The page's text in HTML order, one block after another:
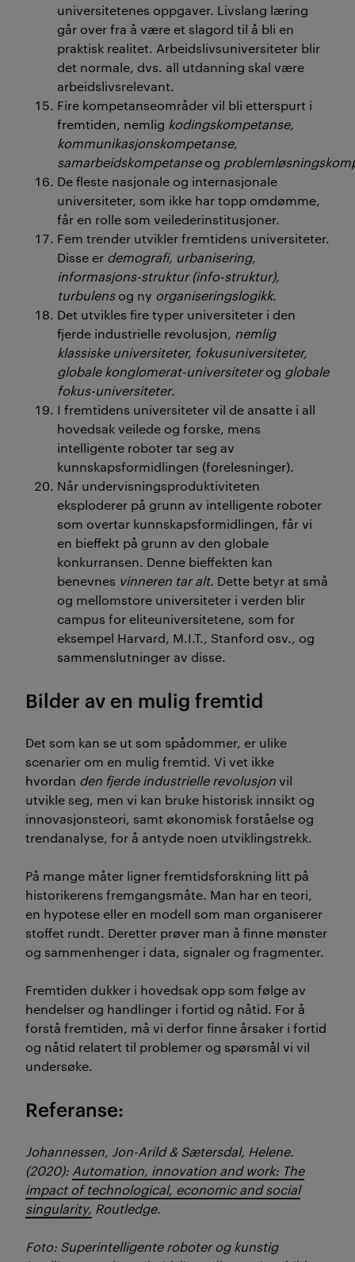
universitetenes oppgaver. Livslang læring
går over fra å være et slagord til å bli en
praktisk realitet. Arbeidslivsuniversiteter blir
det normale, dvs. all utdanning skal være
arbeidslivsrelevant.
Fire kompetanseområder vil bli etterspurt i
fremtiden, nemlig kodingskompetanse,
kommunikasjonskompetanse,
samarbeidskompetanse og
De fleste nasjonale og internasjonale
universiteter, som ikke har topp omdømme,
får en rolle som veilederinstitusjoner.
Fem trender utvikler fremtidens universiteter.
Disse er demografi, urbanisering,
informasjons-struktur (info-struktur),
turbulens og ny organiseringslogikk.
Det utvikles fire typer universiteter i den
fjerde industrielle revolusjon, nemlig
klassiske universiteter, fokusuniversiteter,
globale konglomerat-universiteter og globale
fokus-universiteter.
I fremtidens universiteter vil de ansatte i all
hovedsak veilede og forske, mens
intelligente roboter tar seg av
kunnskapsformidlingen (forelesninger).
Når undervisningsproduktiviteten
eksploderer på grunn av intelligente roboter
som overtar kunnskapsformidlingen, får vi
en bieffekt på grunn av den globale
konkurransen. Denne bieffekten kan
benevnes vinneren tar alt. Dette betyr at små
og mellomstore universiteter i verden blir
campus for eliteuniversitetene, som for
eksempel Harvard, M.I.T., Stanford osv., og
sammenslutninger av disse.
Bilder av en mulig fremtid
Det som kan se ut som spådommer, er ulike
scenarier om en mulig fremtid. Vi vet ikke
hvordan den fjerde industrielle revolusjonvil
utvikle seg, men vi kan bruke historisk innsikt og
innovasjonsteori, samt økonomisk forståelse og
trendanalyse, for å antyde noen utviklingstrekk.
På mange måter ligner fremtidsforskning litt på
historikerens fremgangsmåte. Man har en teori,
en hypotese eller en modell som man organiserer
stoffet rundt. Deretter prøver man å finne mønster
og sammenhenger i data, signaler og fragmenter.
Fremtiden dukker i hovedsak opp som følge av
hendelser og handlinger i fortid og nåtid. For å
forstå fremtiden, må vi derfor finne årsaker i fortid
og nåtid relatert til problemer og spørsmål vi vil
undersøke.
Referanse:
Johannessen, Jon-Arild & Sætersdal, Helene.
(2020): Automation, innovation and work: The
impact of technological, economic and social
singularity, Routledge.
Foto: Superintelligente roboter og kunstig